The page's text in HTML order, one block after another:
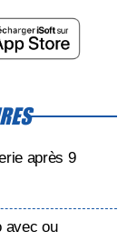
après 9
avec ou